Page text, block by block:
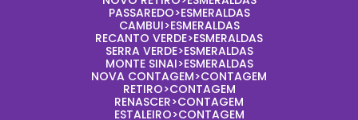
PASSAREDO>ESMERALDAS
CAMBUI>ESMERALDAS
RECANTO VERDE>ESMERALDAS
SERRA VERDE>ESMERALDAS
MONTE SINAI>ESMERALDAS
NOVA CONTAGEM>CONTAGEM
RETIRO>CONTAGEM
RENASCER>CONTAGEM
ESTALEIRO>CONTAGEM